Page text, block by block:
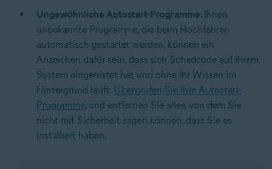
Ungewöhnliche Autostart-Programme: Ihnen
unbekannte Programme, die beim Hochfahren
automatisch gestartet werden, können ein
Anzeichen dafür sein, dass sich Schadcode auf Ihrem
System eingenistet hat und ohne Ihr Wissen im
Hintergrund läuft. Überprüfen Sie Ihre Autostart-
Programme, und entfernen Sie alles, von dem Sie
nicht mit Sicherheit sagen können, dass Sie es
installiert haben.